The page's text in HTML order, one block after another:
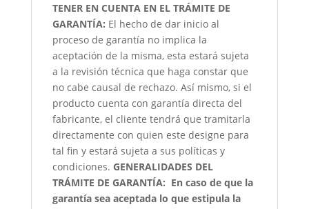
TENER EN CUENTA EN EL TRÁMITE DE
GARANTÍA: El hecho de dar inicio al
proceso de garantía no implica la
aceptación de la misma, esta estará sujeta
a la revisión técnica que haga constar que
no cabe causal de rechazo. Así mismo, si el
producto cuenta con garantía directa del
fabricante, el cliente tendrá que tramitarla
directamente con quien este designe para
tal fin y estará sujeta a sus políticas y
condiciones. GENERALIDADES DEL
TRÁMITE DE GARANTÍA: En caso de que la
garantía sea aceptada lo que estipula la